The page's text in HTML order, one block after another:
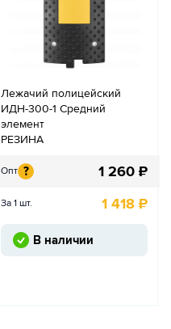
Лежачий полицейский
ИДН-300-1 Средний
элемент
РЕЗИНА
Опт ? 1 260 ₽
За 1 шт. 1 418 ₽
В наличии